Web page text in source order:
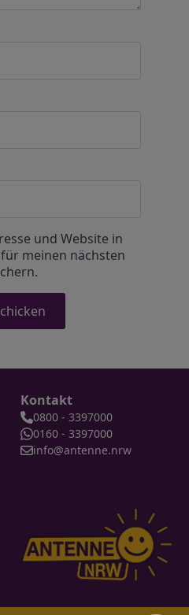
und Website in
meinen nächsten
Kontakt
0800 - 3397000
0160 - 3397000
info@antenne.nrw